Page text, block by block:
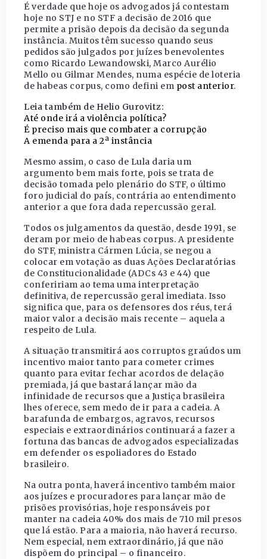
É verdade que hoje os advogados já contestam
hoje no STJ e no STF a decisão de 2016 que
permite a prisão depois da decisão da segunda
instância. Muitos têm sucesso quando seus
pedidos são julgados por juízes benevolentes
como Ricardo Lewandowski, Marco Aurélio
Mello ou Gilmar Mendes, numa espécie de loteria
de habeas corpus, como defini em post anterior.
Leia também de Helio Gurovitz:
Até onde irá a violência política?
É preciso mais que combater a corrupção
A emenda para a 2ª instância
Mesmo assim, o caso de Lula daria um
argumento bem mais forte, pois se trata de
decisão tomada pelo plenário do STF, o último
foro judicial do país, contrária ao entendimento
anterior a que fora dada repercussão geral.
Todos os julgamentos da questão, desde 1991, se
deram por meio de habeas corpus. A presidente
do STF, ministra Cármen Lúcia, se negou a
colocar em votação as duas Ações Declaratórias
de Constitucionalidade (ADCs 43 e 44) que
confeririam ao tema uma interpretação
definitiva, de repercussão geral imediata. Isso
significa que, para os defensores dos réus, terá
maior valor a decisão mais recente – aquela a
respeito de Lula.
A situação transmitirá aos corruptos graúdos um
incentivo maior tanto para cometer crimes
quanto para evitar fechar acordos de delação
premiada, já que bastará lançar mão da
infinidade de recursos que a Justiça brasileira
lhes oferece, sem medo de ir para a cadeia. A
barafunda de embargos, agravos, recursos
especiais e extraordinários continuará a fazer a
fortuna das bancas de advogados especializadas
em defender os espoliadores do Estado
brasileiro.
Na outra ponta, haverá incentivo também maior
aos juízes e procuradores para lançar mão de
prisões provisórias, hoje responsáveis por
manter na cadeia 40% dos mais de 710 mil presos
que lá estão. Para a maioria, não haverá recurso.
Nem especial, nem extraordinário, já que não
dispõem do principal – o financeiro.